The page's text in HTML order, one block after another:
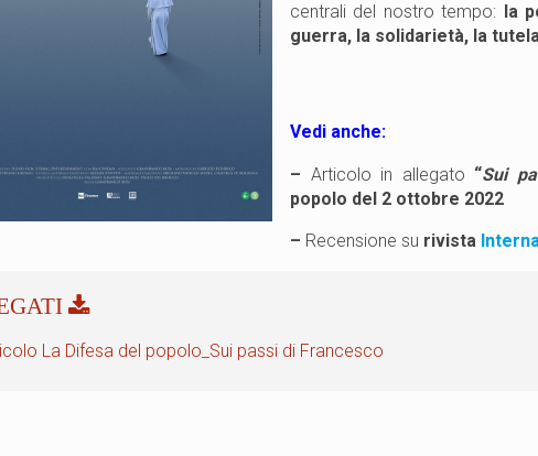
centrali del nostro tempo: la
guerra, la solidarietà, la
Vedi anche:
– Articolo in allegato “Sui
popolo del 2 ottobre 2022
– Recensione su rivista
La Difesa del popolo_Sui passi di Francesco